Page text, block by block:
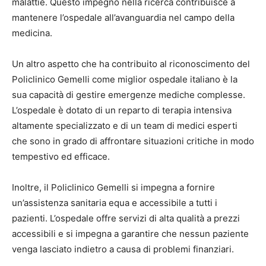
mantenere l’ospedale all’avanguardia nel campo della
medicina.
Un altro aspetto che ha contribuito al riconoscimento del
Policlinico Gemelli come miglior ospedale italiano è la
sua capacità di gestire emergenze mediche complesse.
L’ospedale è dotato di un reparto di terapia intensiva
altamente specializzato e di un team di medici esperti
che sono in grado di affrontare situazioni critiche in modo
tempestivo ed efficace.
Inoltre, il Policlinico Gemelli si impegna a fornire
un’assistenza sanitaria equa e accessibile a tutti i
pazienti. L’ospedale offre servizi di alta qualità a prezzi
accessibili e si impegna a garantire che nessun paziente
venga lasciato indietro a causa di problemi finanziari.